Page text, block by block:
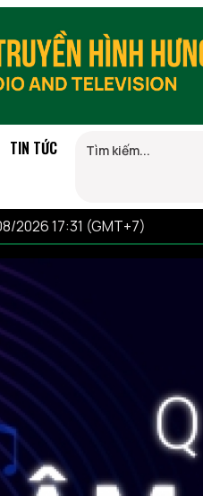
TIN TỨC
2026 17:31 (GMT+7)